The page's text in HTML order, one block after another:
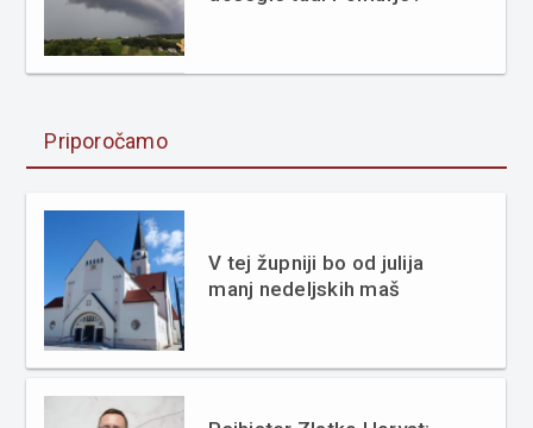
Priporočamo
V tej župniji bo od julija
manj nedeljskih maš